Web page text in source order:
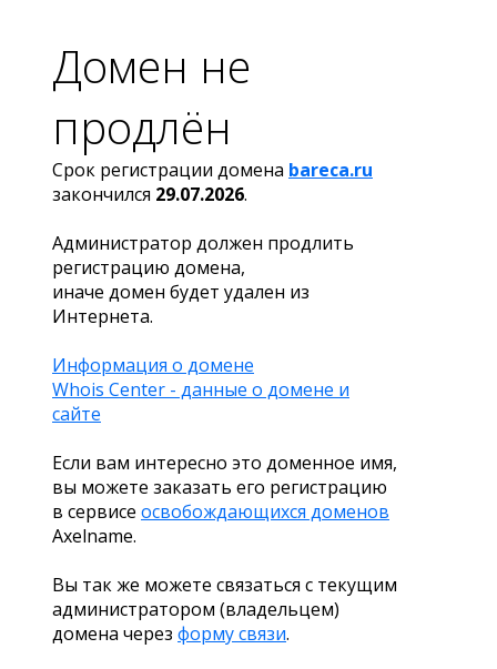
Домен не
продлён
Срок регистрации домена bareca.ru
закончился 29.07.2026.
Администратор должен продлить
регистрацию домена,
иначе домен будет удален из
Интернета.
Информация о домене
Whois Center - данные о домене и
сайте
Если вам интересно это доменное имя,
вы можете заказать его регистрацию
в сервисе освобождающихся доменов
Axelname.
Вы так же можете связаться с текущим
администратором (владельцем)
домена через форму связи.